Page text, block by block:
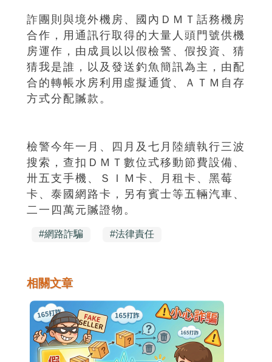
詐團則與境外機房、國內ＤＭＴ話務機房
合作，用通訊行取得的大量人頭門號供機
房運作，由成員以以假檢警、假投資、猜
猜我是誰，以及發送釣魚簡訊為主，由配
合的轉帳水房利用虛擬通貨、ＡＴＭ自存
方式分配贓款。
檢警今年一月、四月及七月陸續執行三波
搜索，查扣ＤＭＴ數位式移動節費設備、
卅五支手機、ＳＩＭ卡、月租卡、黑莓
卡、泰國網路卡，另有賓士等五輛汽車、
二一四萬元贓證物。
#網路詐騙 #法律責任
相關文章